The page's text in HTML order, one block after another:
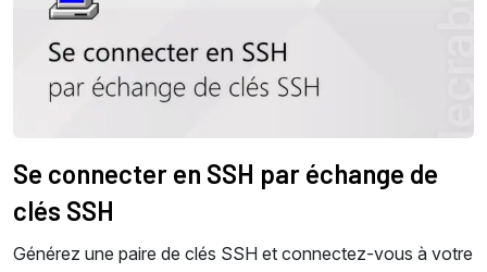
Se connecter en SSH par échange de
clés SSH
Générez une paire de clés SSH et connectez-vous à votre